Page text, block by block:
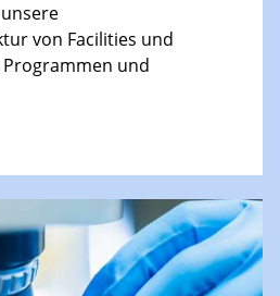
von Facilities und
und